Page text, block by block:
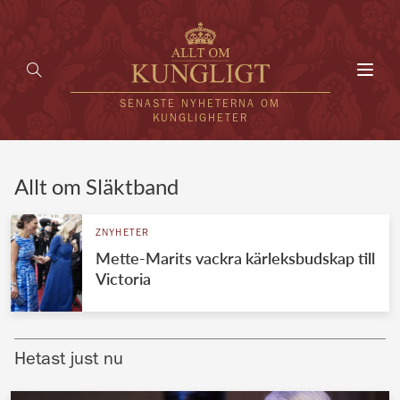
SENASTE NYHETERNA OM
KUNGLIGHETER
UTLÄNDSKT
VÄRLDENS KUNGAHUS
Brittiska kungahuset
Allt om Släktband
ZNYHETER
Mette-Marits vackra kärleksbudskap till
Victoria
Hetast just nu